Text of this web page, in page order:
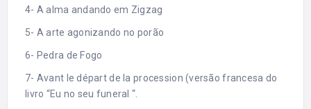
4- A alma andando em Zigzag
5- A arte agonizando no porão
6- Pedra de Fogo
7- Avant le départ de la procession (versão francesa do
livro “Eu no seu funeral “.